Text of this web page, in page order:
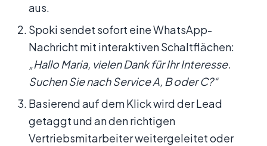
aus.
Spoki sendet sofort eine WhatsApp-
Nachricht mit interaktiven Schaltflächen:
„Hallo Maria, vielen Dank für Ihr Interesse.
Suchen Sie nach Service A, B oder C?“
Basierend auf dem Klick wird der Lead
getaggt und an den richtigen
Vertriebsmitarbeiter weitergeleitet oder